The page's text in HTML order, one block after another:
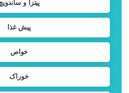
پیتزا و
پیش غذا
خواص
خوراک